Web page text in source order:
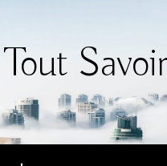
Tout